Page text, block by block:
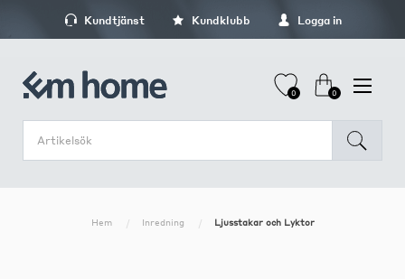
Kundtjänst Kundklubb Logga in
0 0
Hem Inredning Ljusstakar och Lyktor